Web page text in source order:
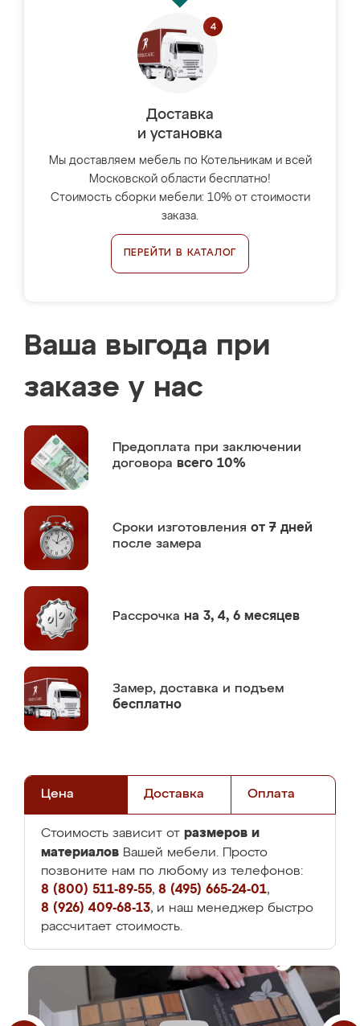
Доставка
и установка
Мы доставляем мебель по Котельникам и всей
Московской области бесплатно!
Стоимость сборки мебели: 10% от стоимости
заказа.
ПЕРЕЙТИ В КАТАЛОГ
Ваша выгода при
заказе у нас
Предоплата при заключении
договора всего 10%
Сроки изготовления от 7 дней
после замера
Рассрочка на 3, 4, 6 месяцев
Замер, доставка и подъем
бесплатно
Цена Доставка Оплата
Стоимость зависит от размеров и
материалов Вашей мебели. Просто
позвоните нам по любому из телефонов:
8 (800) 511-89-55, 8 (495) 665-24-01,
8 (926) 409-68-13, и наш менеджер быстро
рассчитает стоимость.